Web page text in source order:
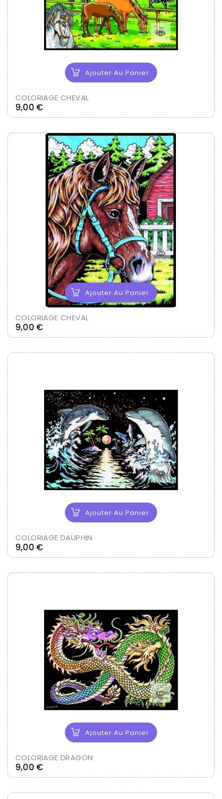
Ajouter Au Panier
COLORIAGE CHEVAL
9,00 €Prix
Ajouter Au Panier
COLORIAGE CHEVAL
9,00 €Prix
Ajouter Au Panier
COLORIAGE DAUPHIN
9,00 €Prix
Ajouter Au Panier
COLORIAGE DRAGON
9,00 €Prix